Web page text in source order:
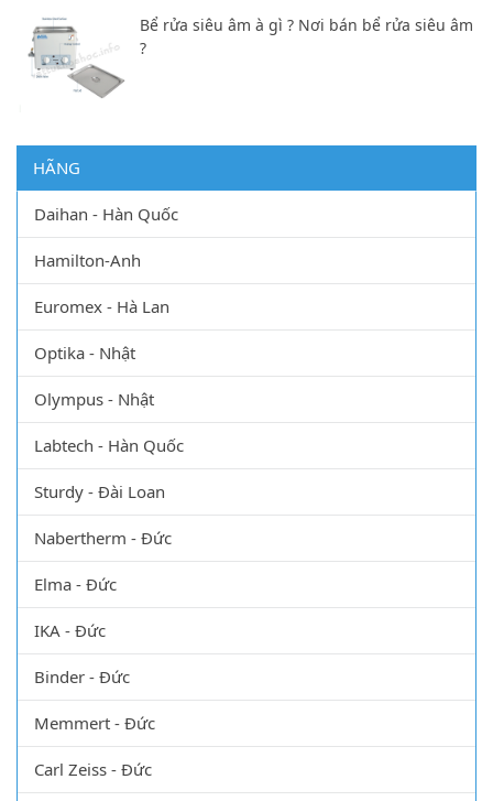
Bể rửa siêu âm à gì ? Nơi bán bể rửa siêu âm
?
HÃNG
Daihan - Hàn Quốc
Hamilton-Anh
Euromex - Hà Lan
Optika - Nhật
Olympus - Nhật
Labtech - Hàn Quốc
Sturdy - Đài Loan
Nabertherm - Đức
Elma - Đức
IKA - Đức
Binder - Đức
Memmert - Đức
Carl Zeiss - Đức